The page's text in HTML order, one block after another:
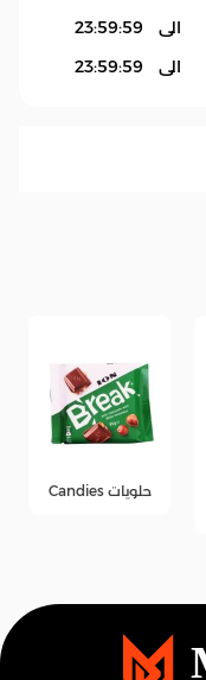
الى
23:59:59
الى 23:59:59
حلويات Candies